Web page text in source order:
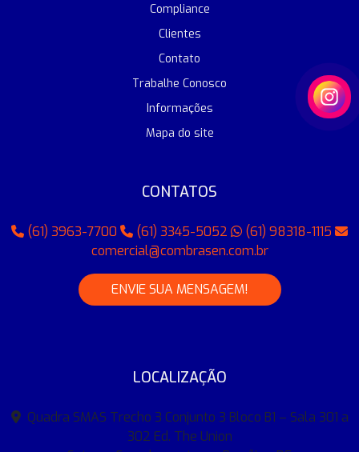
Compliance
Clientes
Contato
Trabalhe Conosco
Informações
Mapa do site
CONTATOS
(61) 3963-7700 (61) 3345-5052
(61) 98318-1115
comercial@combrasen.com.br
ENVIE SUA MENSAGEM!
LOCALIZAÇÃO
Quadra SMAS Trecho 3 Conjunto 3 Bloco B1 – Sala 301 a
302 Ed. The Union